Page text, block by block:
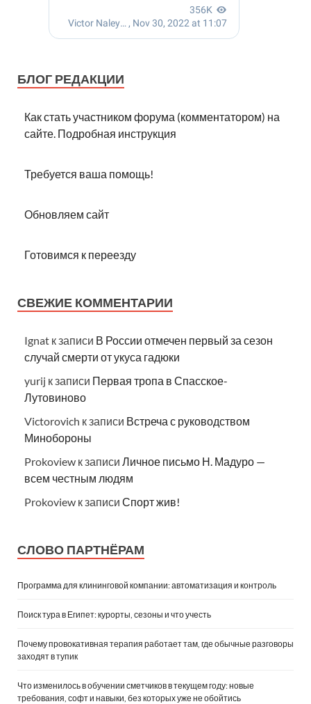
БЛОГ РЕДАКЦИИ
Как стать участником форума (комментатором) на
сайте. Подробная инструкция
Требуется ваша помощь!
Обновляем сайт
Готовимся к переезду
СВЕЖИЕ КОММЕНТАРИИ
Ignat к записи В России отмечен первый за сезон
случай смерти от укуса гадюки
yurij к записи Первая тропа в Спасское-
Лутовиново
Victorovich к записи Встреча с руководством
Минобороны
Prokoview к записи Личное письмо Н. Мадуро —
всем честным людям
Prokoview к записи Спорт жив!
СЛОВО ПАРТНЁРАМ
Программа для клининговой компании: автоматизация и контроль
Поиск тура в Египет: курорты, сезоны и что учесть
Почему провокативная терапия работает там, где обычные разговоры
заходят в тупик
Что изменилось в обучении сметчиков в текущем году: новые
требования, софт и навыки, без которых уже не обойтись